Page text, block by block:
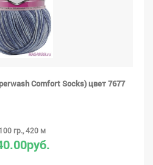
Comfort Socks) цвет 7677
гр., 420 м